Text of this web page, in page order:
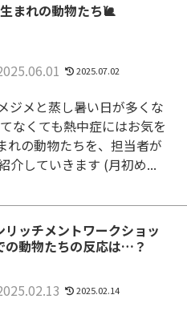
まれの動物たち🐌
2025.07.02
ジメと蒸し暑い日が多くな
なくても熱中症にはお気を
れの動物たちを、担当者が
介していきます (月初め...
リッチメントワークショッ
の動物たちの反応は…？
2025.02.14